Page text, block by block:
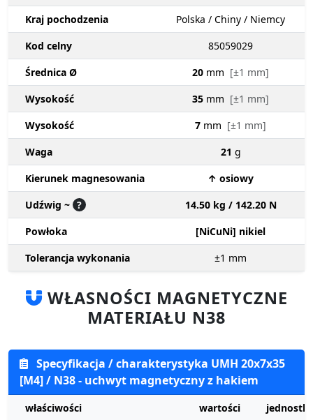
Kraj pochodzenia
Polska / Chiny / Niemcy
Kod celny
85059029
Średnica Ø
20 mm [±1 mm]
Wysokość
35 mm [±1 mm]
Wysokość
7 mm [±1 mm]
Waga
21 g
Kierunek magnesowania
↑ osiowy
Udźwig ~ ?
14.50 kg / 142.20 N
Powłoka
[NiCuNi] nikiel
Tolerancja wykonania
±1 mm
WŁASNOŚCI MAGNETYCZNE
MATERIAŁU N38
Specyfikacja / charakterystyka UMH 20x7x35
[M4] / N38 - uchwyt magnetyczny z hakiem
właściwości wartości
jednostki